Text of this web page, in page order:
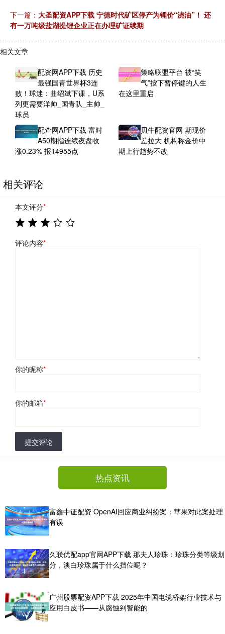
下一篇： 大圣配资APP下载 宁德时代矿区停产为锂价“浇油”！ 还
有一万吨级盐湖提锂企业正在办理矿证续期
相关文章
配资网APP下载 历史
最强国青世界杯3连
败！球迷：曲绍斌下课，U系
列更需要洋帅_国青队_主帅_
球员
策略联盟平台 被“笑
气”按下暂停键的人生
在这里重启
配查网APP下载 富时
A50期指连续夜盘收
涨0.23% 报14955点
贝牛配资官网 期现价
差拉大 机构称金价中
期上行趋势不改
相关评论
本文评分*
评论内容*
你的昵称*
你的邮箱*
提交评论
热点资讯
富鑫中证配资 OpenAI回应商业纠纷案：苹果对此案处理
有误
久联优配app官网APP下载 那夫人珍珠：珍珠分类等级划
分，澳白珍珠属于什么挡位呢？
广州股票配资APP下载 2025年中国电缆桥架行业技术与
应用白皮书——从腐蚀到智能的